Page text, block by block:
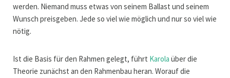
werden. Niemand muss etwas von seinem Ballast und seinem
Wunsch preisgeben. Jede so viel wie möglich und nur so viel wie
nötig.
Ist die Basis für den Rahmen gelegt, führt Karola über die
Theorie zunächst an den Rahmenbau heran. Worauf die